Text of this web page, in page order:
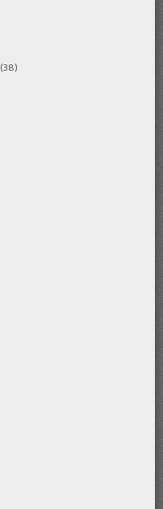
(38)